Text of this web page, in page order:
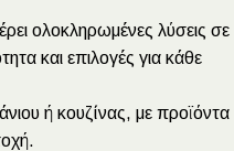
ολοκληρωμένες λύσεις σε
και επιλογές για κάθε
ή κουζίνας, με προϊόντα